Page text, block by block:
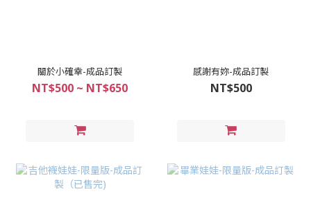
關於小確幸-成品訂製
NT$500 ~ NT$650
感謝有妳-成品訂製
NT$500